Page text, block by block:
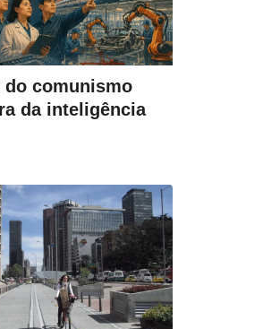
do comunismo
da inteligência